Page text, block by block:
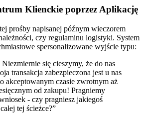
Klienckie poprzez Aplikację
prośby napisanej późnym wieczorem
czy regulaminu logistyki. System
spersonalizowane wyjście typu:
się cieszymy, że do nas
transakcja zabezpieczona jest u nas
akceptowanym czasie zwrotnym aż
od zakupu! Pragniemy
- czy pragniesz jakiegoś
tej ścieżce?”